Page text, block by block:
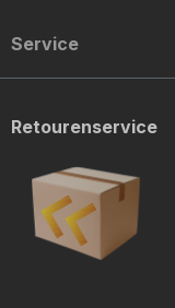
Service
Retourenservice